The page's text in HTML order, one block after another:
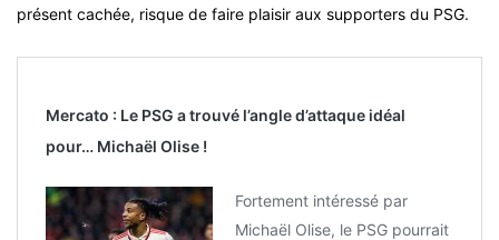
présent cachée, risque de faire plaisir aux supporters du PSG.
Mercato : Le PSG a trouvé l’angle d’attaque idéal
pour… Michaël Olise !
Fortement intéressé par
Michaël Olise, le PSG pourrait